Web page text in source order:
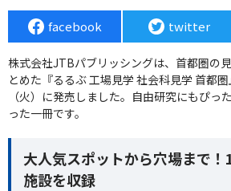
facebook twitter
株式会社JTBパブリッシングは、首都圏の
とめた『るるぶ 工場見学 社会科見学 首都
（火）に発売しました。自由研究にもぴっ
った一冊です。
大人気スポットから穴場まで
施設を収録